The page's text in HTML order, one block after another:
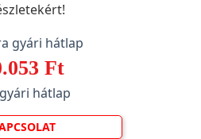
Ft
hátlap